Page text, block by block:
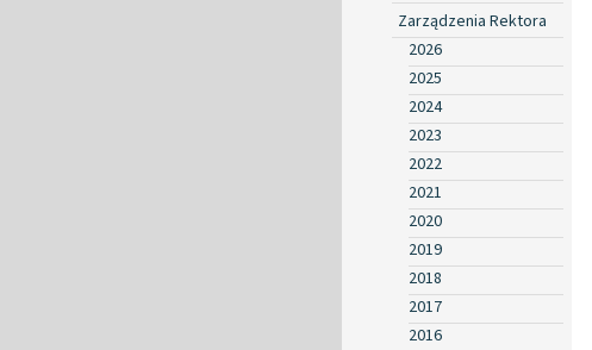
Zarządzenia Rektora
2026
2025
2024
2023
2022
2021
2020
2019
2018
2017
2016